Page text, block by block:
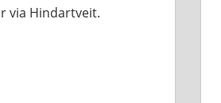
via Hindartveit.